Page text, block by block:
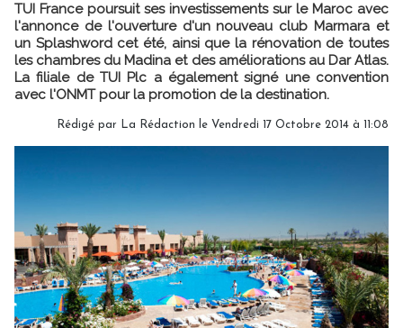
TUI France poursuit ses investissements sur le Maroc avec
l'annonce de l'ouverture d'un nouveau club Marmara et
un Splashword cet été, ainsi que la rénovation de toutes
les chambres du Madina et des améliorations au Dar Atlas.
La filiale de TUI Plc a également signé une convention
avec l'ONMT pour la promotion de la destination.
Rédigé par La Rédaction le Vendredi 17 Octobre 2014 à 11:08